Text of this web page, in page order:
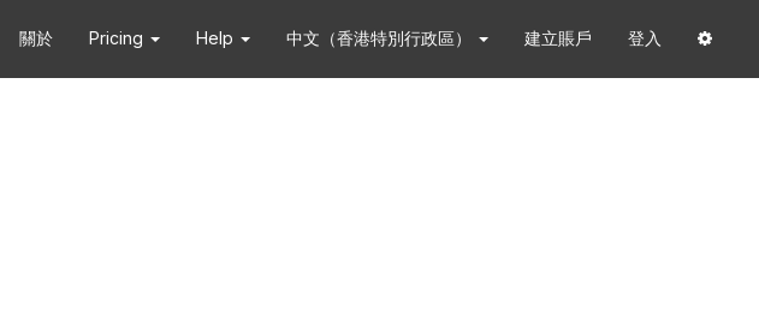
關於 Pricing Help 中文（香港特別行政區） 建立賬戶 登入